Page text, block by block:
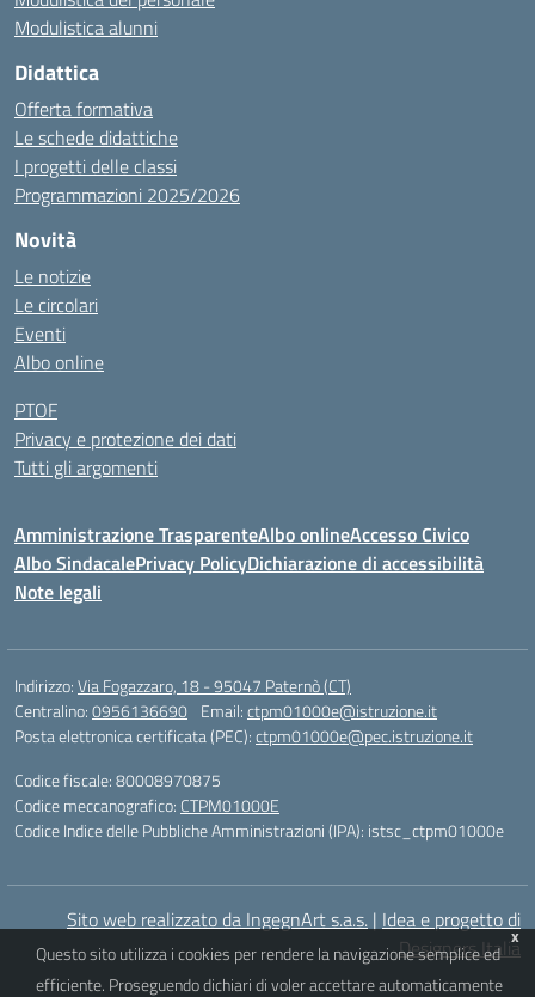
Modulistica alunni
Didattica
Offerta formativa
Le schede didattiche
I progetti delle classi
Programmazioni 2025/2026
Novità
Le notizie
Le circolari
Eventi
Albo online
PTOF
Privacy e protezione dei dati
Tutti gli argomenti
Amministrazione TrasparenteAlbo onlineAccesso Civico
Albo SindacalePrivacy PolicyDichiarazione di accessibilità
Note legali
Indirizzo:Via Fogazzaro, 18 - 95047 Paternò (CT)
Centralino:0956136690 Email:ctpm01000e@istruzione.it
Posta elettronica certificata (PEC):ctpm01000e@pec.istruzione.it
Codice fiscale: 80008970875
Codice meccanografico: CTPM01000E
Codice Indice delle Pubbliche Amministrazioni (IPA): istsc_ctpm01000e
Sito web realizzato da IngegnArt s.a.s. | Idea e progetto di
Designers Italia
x
Questo sito utilizza i cookies per rendere la navigazione semplice ed
efficiente. Proseguendo dichiari di voler accettare automaticamente